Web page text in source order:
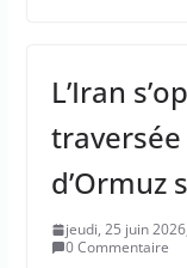
L’Iran
d’Ormuz
jeudi, 25 juin
0 Commentaire